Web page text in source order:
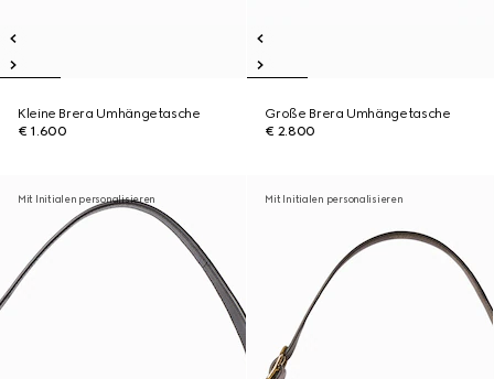
Kleine Brera Umhängetasche
€ 1.600
Große Brera Umhängetasche
€ 2.800
Mit Initialen personalisieren Mit Initialen personalisieren